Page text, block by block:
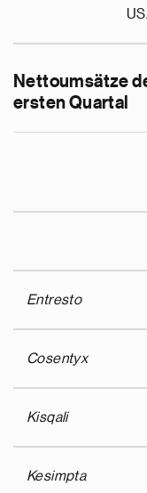
Nettoumsätze
ersten Quartal
Entresto
Cosentyx
Kisqali
Kesimpta